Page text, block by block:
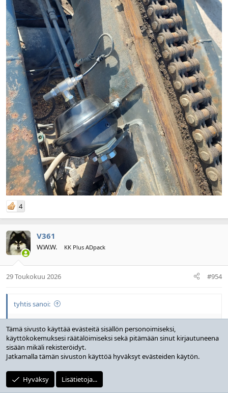
4
V361
W.W.W. KK Plus ADpack
29 Toukokuu 2026 #954
tyhtis sanoi:
melkoisen häpeään näköinen ja liekkö paikattu pakkelilla joskus
sen näköistä oli pannan alla.....
Riittävän kauan kun on ohut kuminkappale puristuksissa
jossain pannan alla se muuttuu ihan rapisevaksi pakkelin
tapaiseksi murustukseksi...
Tämä sivusto käyttää evästeitä sisällön personoimiseksi,
käyttökokemuksesi räätälöimiseksi sekä pitämään sinut kirjautuneena
sisään mikäli rekisteröidyt.
Jatkamalla tämän sivuston käyttöä hyväksyt evästeiden käytön.
Hyväksy Lisätietoja...